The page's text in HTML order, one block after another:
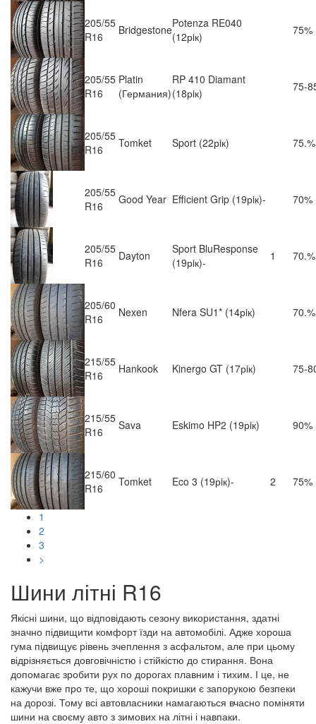
205/55
R16
BridgestonePotenza RE040
(12рiк)
75%
205/55
R16
Platin
(Германия)
RP 410 Diamant
(18рiк)
75-
205/55
R16
Tomket Sport (22рiк) 75.%
205/55
R16
Good Year Efficient Grip (19рiк)- 70%
205/55
R16
Dayton
Sport BluResponse
(19рiк)-
1 70.%
205/60
R16
Nexen Nfera SU1* (14рiк) 70.%
215/55
R16
Hankook Kinergo GT (17рiк) 75-
215/55
R16
Sava Eskimo HP2 (19рiк) 90%
215/60
R16
Tomket Eco 3 (19рiк)- 2 75%
1
2
3
>
Шини літні R16
Якісні шини, що відповідають сезону використання, здатні
значно підвищити комфорт їзди на автомобілі. Адже хороша
гума підвищує рівень зчеплення з асфальтом, але при цьому
відрізняється довговічністю і стійкістю до стирання. Вона
допомагає зробити рух по дорогах плавним і тихим. І це, не
кажучи вже про те, що хороші покришки є запорукою безпеки
на дорозі. Тому всі автовласники намагаються вчасно поміняти
шини на своєму авто з зимових на літні і навпаки.